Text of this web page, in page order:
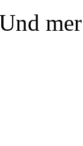
Und